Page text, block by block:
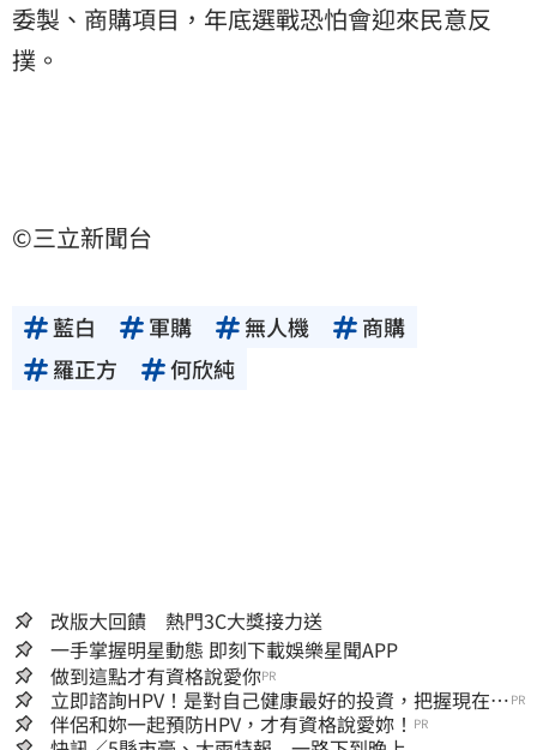
委製、商購項目，年底選戰恐怕會迎來民意反
撲。
©三立新聞台
藍白 軍購 無人機
商購
羅正方
何欣純
改版大回饋 熱門3C大獎接力送
一手掌握明星動態 即刻下載娛樂星聞APP
做到這點才有資格說愛你PR
立即諮詢HPV！是對自己健康最好的投資，把握現在不
嫌晚！
PR
伴侶和妳一起預防HPV，才有資格說愛妳！ PR